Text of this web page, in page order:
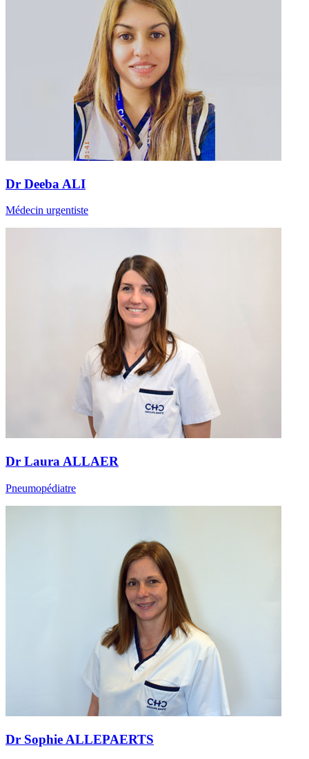
Dr Deeba ALI
Médecin urgentiste
Dr Laura ALLAER
Pneumopédiatre
Dr Sophie ALLEPAERTS